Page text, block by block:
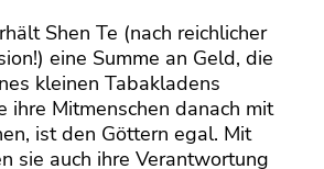
Shen Te (nach reichlicher
eine Summe an Geld, die
kleinen Tabakladens
ihre Mitmenschen danach mit
ist den Göttern egal. Mit
sie auch ihre Verantwortung